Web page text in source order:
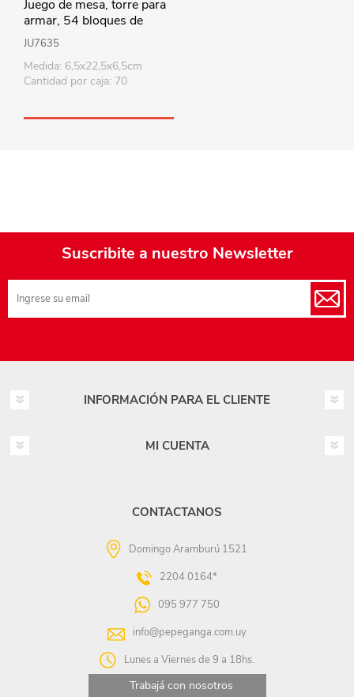
Juego de mesa, torre para
armar, 54 bloques de
madera, en caja
JU7635
Medida: 6,5x22,5x6,5cm
Cantidad por caja: 70
Suscribite a nuestro Newsletter
INFORMACIÓN PARA EL CLIENTE
MI CUENTA
CONTACTANOS
Domingo Aramburú 1521
2204 0164*
095 977 750
info@pepeganga.com.uy
Lunes a Viernes de 9 a 18hs.
Trabajá con nosotros